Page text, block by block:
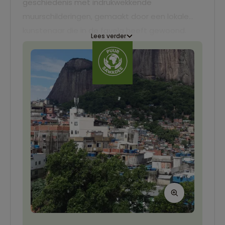
Lees verder